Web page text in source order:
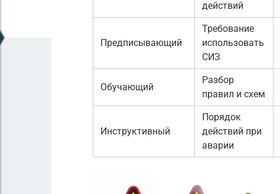
действий
Предписывающий
Требование
использовать
СИЗ
Обучающий
Разбор
правил и схем
Инструктивный
Порядок
действий при
аварии